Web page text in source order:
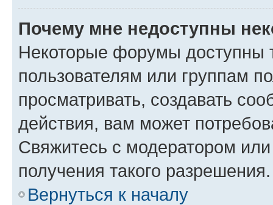
Почему мне недоступны
Некоторые форумы доступны
пользователям или группам
просматривать, создавать
действия, вам может
Свяжитесь с модератором
получения такого разрешения.
Вернуться к началу